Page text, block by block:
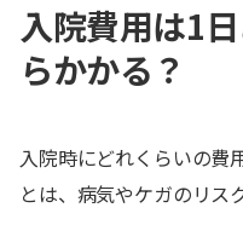
入院費用は1
らかかる？
入院時にどれくらいの費
とは、病気やケガのリス